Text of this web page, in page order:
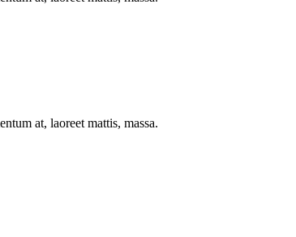
at, laoreet mattis, massa.